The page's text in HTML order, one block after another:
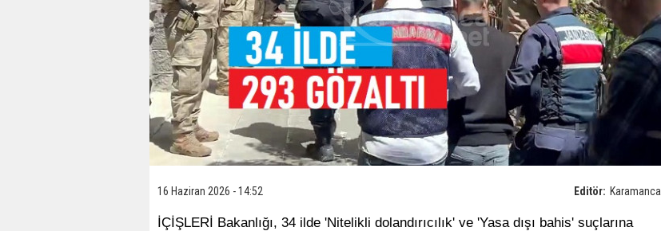
Editör: Karamanca
16 Haziran 2026 - 14:52
İÇİŞLERİ Bakanlığı, 34 ilde 'Nitelikli dolandırıcılık' ve 'Yasa dışı bahis' suçlarına